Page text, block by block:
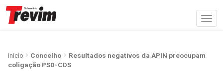
Início Concelho
Resultados negativos da APIN preocupam
coligação PSD-CDS